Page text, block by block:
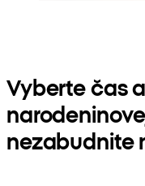
Vyberte čas
nezabudnite